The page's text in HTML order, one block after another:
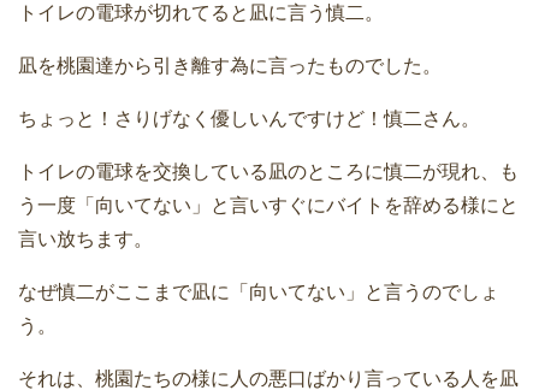
トイレの電球が切れてると凪に言う慎二。
凪を桃園達から引き離す為に言ったものでした。
ちょっと！さりげなく優しいんですけど！慎二さん。
トイレの電球を交換している凪のところに慎二が現れ、も
う一度「向いてない」と言いすぐにバイトを辞める様にと
言い放ちます。
なぜ慎二がここまで凪に「向いてない」と言うのでしょ
う。
それは、桃園たちの様に人の悪口ばかり言っている人を凪